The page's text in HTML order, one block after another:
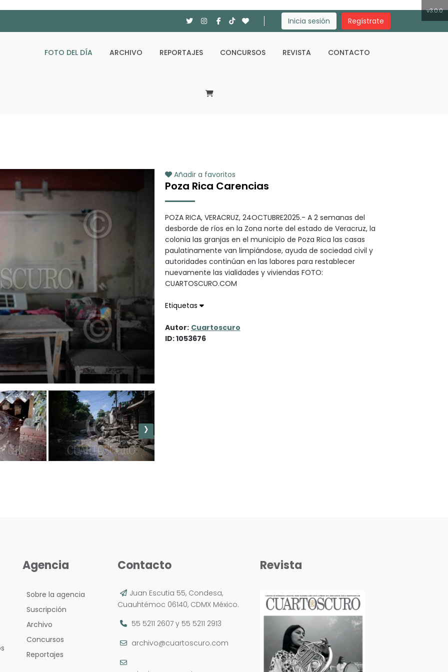
Inicia sesión Regístrate
FOTO DEL DÍA ARCHIVO REPORTAJES CONCURSOS REVISTA CONTACTO
v3.0.0
›
Añadir a favoritos
Poza Rica Carencias
POZA RICA, VERACRUZ, 24OCTUBRE2025.- A 2 semanas del
desborde de ríos en la Zona norte del estado de Veracruz, la
colonia las granjas en el municipio de Poza Rica las casas
paulatinamente van limpiándose, ayuda de sociedad civil y
autoridades continúan en las labores para restablecer
nuevamente las vialidades y viviendas FOTO:
CUARTOSCURO.COM
Etiquetas
Autor: Cuartoscuro
ID: 1053676
Agencia
Sobre la agencia
Suscripción
Archivo
Concursos
Reportajes
Contacto
Juan Escutia 55, Condesa,
Cuauhtémoc 06140, CDMX México.
55 5211 2607y 55 5211 2913
archivo@cuartoscuro.com
Revista